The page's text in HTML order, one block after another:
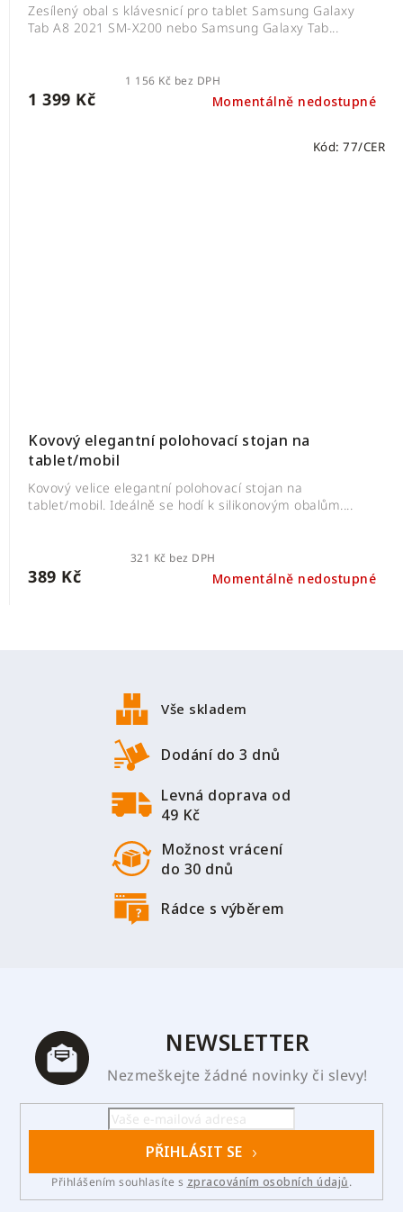
Momentálně nedostupné
1 156 Kč bez DPH
1 399 Kč
Zesílený obal s klávesnicí pro tablet Samsung Galaxy
Tab A8 2021 SM-X200 nebo Samsung Galaxy Tab...
Kovový elegantní polohovací stojan na
tablet/mobil
Momentálně nedostupné
321 Kč bez DPH
389 Kč
Kovový velice elegantní polohovací stojan na
tablet/mobil. Ideálně se hodí k silikonovým obalům....
Kód: 77/CER
Vše skladem
Dodání do 3 dnů
Levná doprava od
49 Kč
Možnost vrácení
do 30 dnů
Rádce s výběrem
NEWSLETTER
Nezmeškejte žádné novinky či slevy!
PŘIHLÁSIT SE
Přihlášením souhlasíte s zpracováním osobních údajů.